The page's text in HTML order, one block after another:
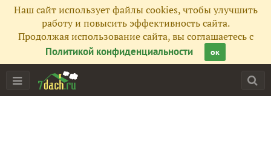
Наш сайт использует файлы cookies, чтобы улучшить
работу и повысить эффективность сайта.
Продолжая использование сайта, вы соглашаетесь с
Политикой конфиденциальности
ок